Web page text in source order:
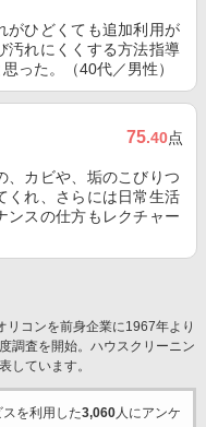
がひどくても追加利用が
汚れにくくする方法指導
った。（40代／男性）
75.40点
、カビや、垢のこびりつ
くれ、さらには日常生活
ンスの仕方もレクチャー
リコンを前身企業に1967年より
調査を開始。ハウスクリーニン
しています。
を利用した3,060人にアンケ